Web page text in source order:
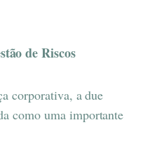
de Riscos
corporativa, a due
como uma importante